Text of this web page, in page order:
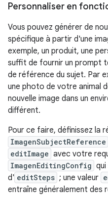
Personnaliser en
Vous pouvez générer de
spécifique à partir d'une
exemple, un produit, une
suffit de fournir un prompt
de référence du sujet. Par
une photo de votre animal
nouvelle image dans un
différent.
Pour ce faire, définissez la
ImagenSubjectReference
editImage avec votre
ImagenEditingConfig
d' editSteps ; une valeur
entraîne généralement des